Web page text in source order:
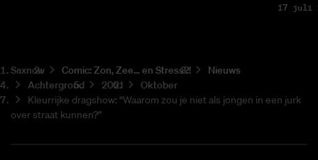
17 juli
Saxnow Co­mic: Zon, Zee... en Stress?!
Nieuws
Achtergrond
2021
Oktober
Kleurrijke dragshow: “Waarom zou je niet als jongen in een jurk
over straat kunnen?”